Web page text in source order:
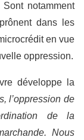
notamment
dans les
en vue
oppression.
développe la
l’oppression de
de la
Nous